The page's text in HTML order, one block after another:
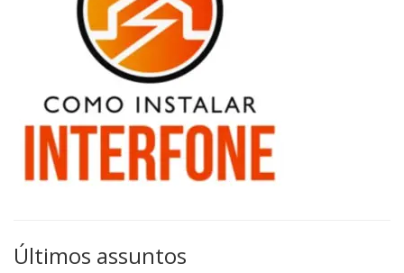
Últimos assuntos